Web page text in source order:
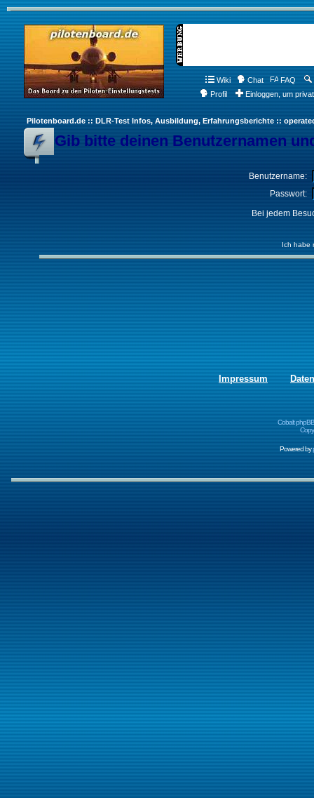
Wiki Chat FAQ
Profil
Einloggen, um
Pilotenboard.de :: DLR-Test Infos, Ausbildung, Erfahrungsberichte ::
Gib bitte deinen Benutzernamen
Benutzername:
Passwort:
Bei jedem
Ich habe
Impressum
Cobalt
Powered by